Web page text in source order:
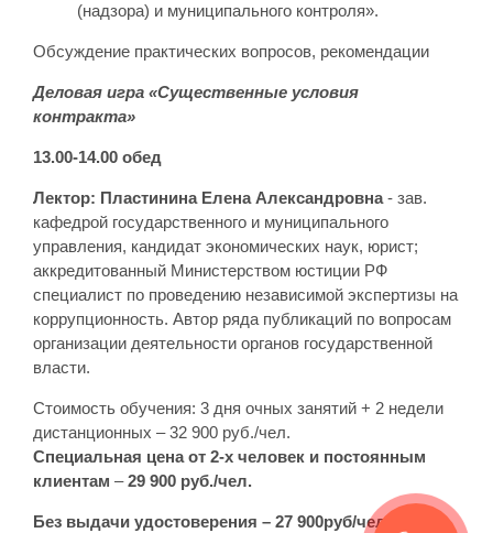
(надзора) и муниципального контроля».
Обсуждение практических вопросов, рекомендации
Деловая игра «Существенные условия
контракта»
13.00-14.00 обед
Лектор: Пластинина Елена Александровна- зав.
кафедрой государственного и муниципального
управления, кандидат экономических наук, юрист;
аккредитованный Министерством юстиции РФ
специалист по проведению независимой экспертизы на
коррупционность. Автор ряда публикаций по вопросам
организации деятельности органов государственной
власти.
Стоимость обучения: 3 дня очных занятий + 2 недели
дистанционных – 32 900 руб./чел.
Специальная цена от 2-х человек и постоянным
клиентам –29 900 руб./чел.
Без выдачи удостоверения – 27 900руб/чел.